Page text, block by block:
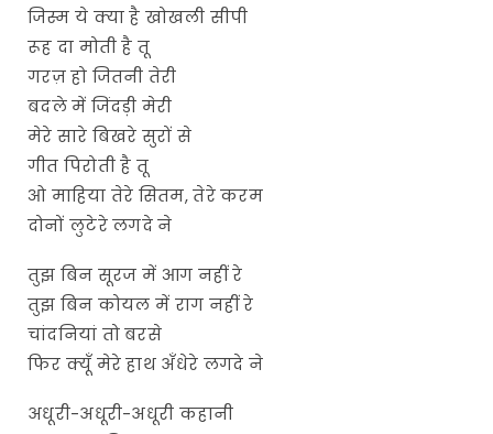
जिस्म ये क्या है खोखली सीपी
रूह दा मोती है तू
गरज़ हो जितनी तेरी
बदले में जिंदड़ी मेरी
मेरे सारे बिखरे सुरों से
गीत पिरोती है तू
ओ माहिया तेरे सितम, तेरे करम
दोनों लुटेरे लगदे ने
तुझ बिन सूरज में आग नहीं रे
तुझ बिन कोयल में राग नहीं रे
चांदनियां तो बरसे
फिर क्यूँ मेरे हाथ अँधेरे लगदे ने
अधूरी-अधूरी-अधूरी कहानी